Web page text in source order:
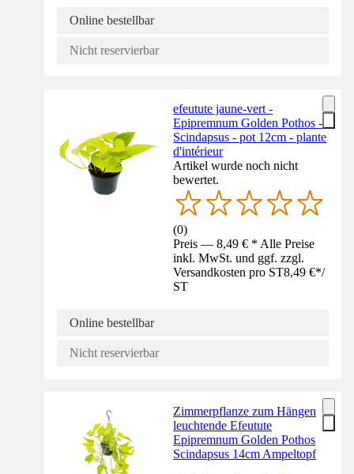
Online bestellbar
Nicht reservierbar
efeutute jaune-vert -
Epipremnum Golden Pothos -
Scindapsus - pot 12cm - plante
d'intérieur
Artikel wurde noch nicht
bewertet.
(0)
Preis — 8,49 € * Alle Preise
inkl. MwSt. und ggf. zzgl.
Versandkosten pro ST8,49 €*/
ST
Online bestellbar
Nicht reservierbar
Zimmerpflanze zum Hängen
leuchtende Efeutute
Epipremnum Golden Pothos
Scindapsus 14cm Ampeltopf